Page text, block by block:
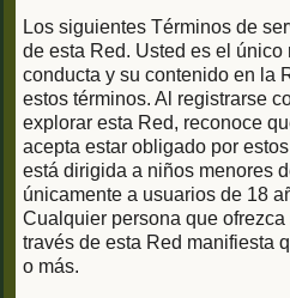
Los siguientes Términos de
de esta Red. Usted es el único
conducta y su contenido en la
estos términos. Al registrarse
explorar esta Red, reconoce
acepta estar obligado por
está dirigida a niños menores
únicamente a usuarios de 18
Cualquier persona que
través de esta Red manifiesta
o más.